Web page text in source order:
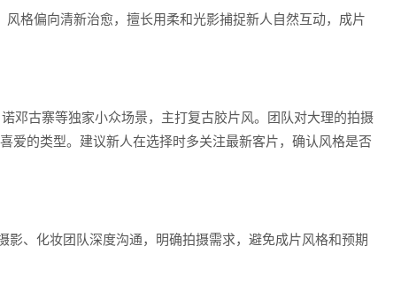
格偏向清新治愈，擅长用柔和光影捕捉新人自然互动，成片
邓古寨等独家小众场景，主打复古胶片风。团队对大理的拍摄
爱的类型。建议新人在选择时多关注最新客片，确认风格是否
、化妆团队深度沟通，明确拍摄需求，避免成片风格和预期